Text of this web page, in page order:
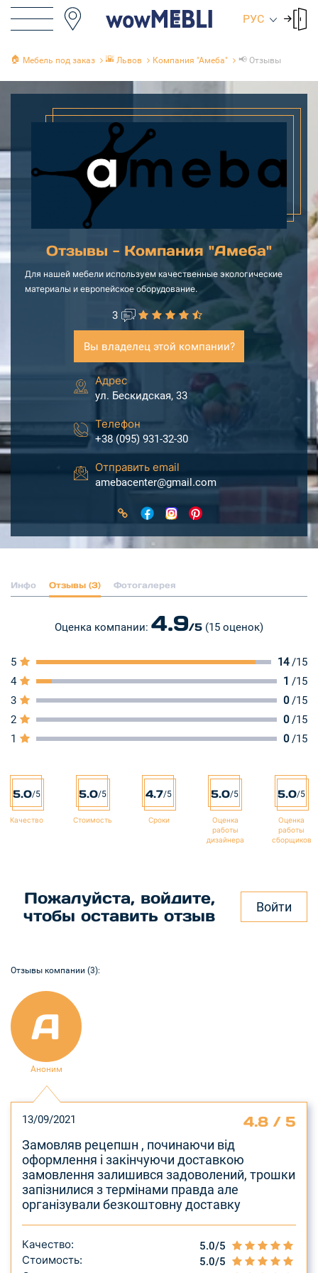
РУС
🏠 Мебель под заказ 🌇 Львов Компания "Амеба" 📢 Отзывы
Отзывы - Компания "Амеба"
Для нашей мебели используем качественные экологические
материалы и европейское оборудование.
3
Вы владелец этой компании?
Адрес
ул. Бескидская, 33
Телефон
+38 (095) 931-32-30
Отправить email
amebacenter@gmail.com
Инфо Отзывы (3) Фотогалерея
Оценка компании: 4.9/5 (15 оценок)
5 14/15
4
1 /15
3
0/15
2
0/15
1
0/15
5.0/5
Качество
5.0/5
Стоимость
4.7/5
Сроки
5.0/5
Оценка
работы
дизайнера
5.0/5
Оценка
работы
сборщиков
Пожалуйста, войдите,
чтобы оставить отзыв
Войти
Отзывы компании (3):
A
Аноним
13/09/2021 4.8 / 5
Замовляв рецепшн , починаючи від
оформлення і закінчуючи доставкою
замовлення залишився задоволений, трошки
запізнилися з термінами правда але
організували безкоштовну доставку
Качество: 5.0/5
Стоимость: 5.0/5